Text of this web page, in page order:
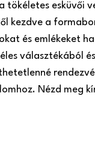
tökéletes esküvői
kezdve a
és emlékeket
választékából
Nézd meg